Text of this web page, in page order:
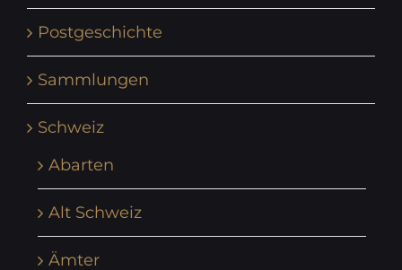
Postgeschichte
Sammlungen
Schweiz
Abarten
Alt Schweiz
Ämter